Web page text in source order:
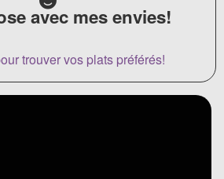
avec mes envies!
trouver vos plats préférés!